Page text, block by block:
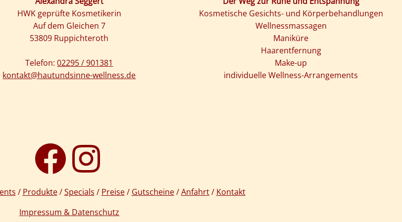
HWK geprüfte Kosmetikerin
Auf dem Gleichen 7
53809 Ruppichteroth
Telefon:02295 / 901381
kontakt@hautundsinne-wellness.de
Kosmetische Gesichts- und Körperbehandlungen
Wellnessmassagen
Maniküre
Haarentfernung
Make-up
individuelle Wellness-Arrangements
/ Produkte/Specials / Preise/ Gutscheine/Anfahrt/ Kontakt
Impressum & Datenschutz